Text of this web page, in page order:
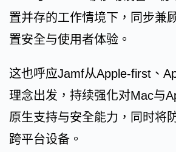
置并存的工作情境下，同步兼
置安全与使用者体验。
这也呼应Jamf从Apple-first、
理念出发，持续强化对Mac与
原生支持与安全能力，同时将
跨平台设备。